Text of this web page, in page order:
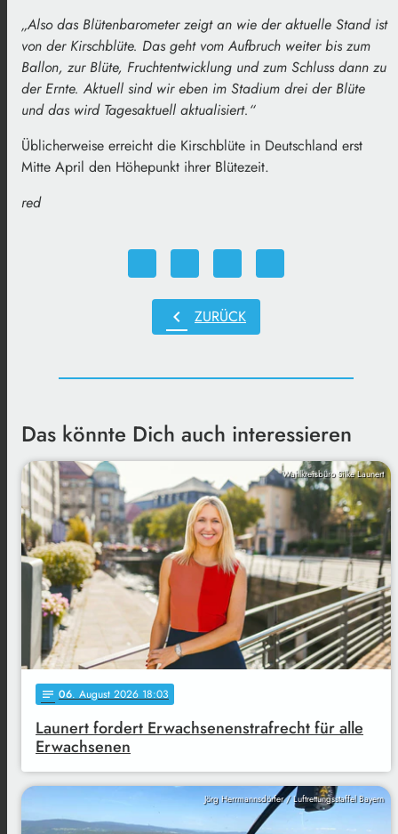
„Also das Blütenbarometer zeigt an wie der aktuelle Stand ist
von der Kirschblüte. Das geht vom Aufbruch weiter bis zum
Ballon, zur Blüte, Fruchtentwicklung und zum Schluss dann zu
der Ernte. Aktuell sind wir eben im Stadium drei der Blüte
und das wird Tagesaktuell aktualisiert.“
Üblicherweise erreicht die Kirschblüte in Deutschland erst
Mitte April den Höhepunkt ihrer Blütezeit.
red
chevron_left ZURÜCK
Das könnte Dich auch interessieren
Wahlkreisbüro Silke Launert
notes 06. August 2026 18:03
Launert fordert Erwachsenenstrafrecht für alle
Erwachsenen
Jörg Herrmannsdörfer / Luftrettungsstaffel Bayern